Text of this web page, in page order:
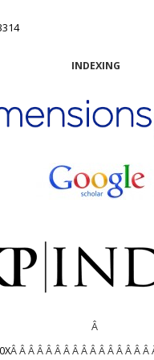
INDEXING
Â
Â Â Â Â Â Â Â Â Â Â Â Â Â Â Â Â